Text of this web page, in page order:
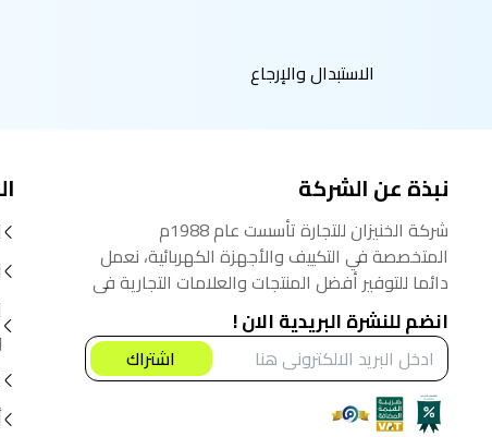
الاستبدال والإرجاع
نبذة عن الشركة
شركة الخنيزان للتجارة تأسست عام 1988م
المتخصصة في التكييف والأجهزة الكهربائية، نعمل
دائما للتوفير أفضل المنتجات والعلامات التجارية في
السوق السعودي، نؤمن أنه من حق المستهلك
الحصول على أفضل المنتجات بأفضل سعر.
انضم للنشرة البريدية الان !
اشتراك